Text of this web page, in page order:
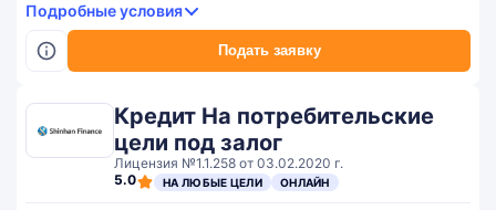
Подать заявку
Подробные условия
Кредит На потребительские
цели под залог
Лицензия №1.1.258 от 03.02.2020 г.
5.0
НА ЛЮБЫЕ ЦЕЛИ ОНЛАЙН